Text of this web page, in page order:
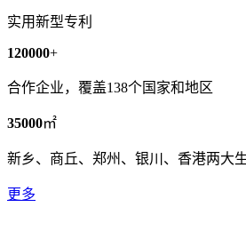
实用新型专利
120000+
合作企业，覆盖138个国家和地区
35000㎡
新乡、商丘、郑州、银川、香港两大
更多